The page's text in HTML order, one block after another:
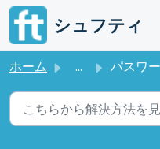
メインコンテンツに移動
シュフティ
ホーム ... パスワード再発行メールのリンクをクリ